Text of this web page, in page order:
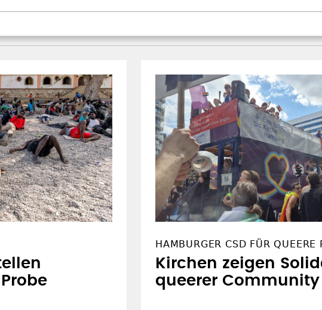
HAMBURGER CSD FÜR QUEERE
Kirchen zeigen
queerer Community